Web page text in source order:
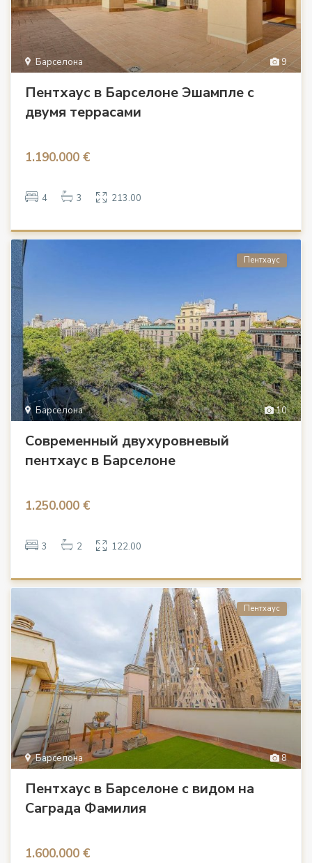
9
Барселона
Пентхаус в Барселоне Эшампле с
двумя террасами
1.190.000 €
4 3 213.00
10
Барселона
Пентхаус
Современный двухуровневый
пентхаус в Барселоне
1.250.000 €
3 2 122.00
8
Барселона
Пентхаус
Пентхаус в Барселоне с видом на
Саграда Фамилия
1.600.000 €